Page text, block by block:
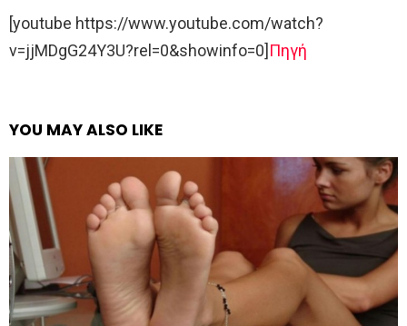
[youtube https://www.youtube.com/watch?
v=jjMDgG24Y3U?rel=0&showinfo=0] Πηγή
YOU MAY ALSO LIKE